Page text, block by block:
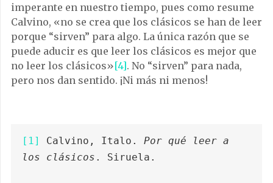
imperante en nuestro tiempo, pues como resume
Calvino, «no se crea que los clásicos se han de leer
porque “sirven” para algo. La única razón que se
puede aducir es que leer los clásicos es mejor que
no leer los clásicos»[4]. No “sirven” para nada,
pero nos dan sentido. ¡Ni más ni menos!
[1] Calvino, Italo. Por qué leer a
los clásicos . Siruela.